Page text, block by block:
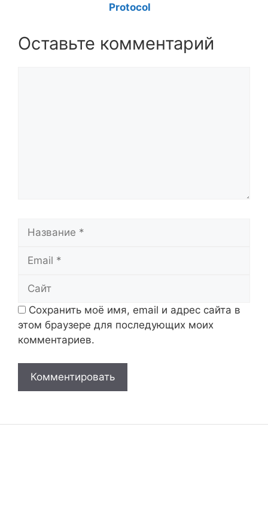
Protocol
Оставьте комментарий
Название
Email
Сайт
Сохранить моё имя, email и адрес сайта в
этом браузере для последующих моих
комментариев.